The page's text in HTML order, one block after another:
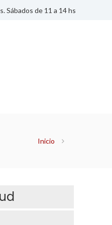
Sábados de 11 a 14 hs
Inicio